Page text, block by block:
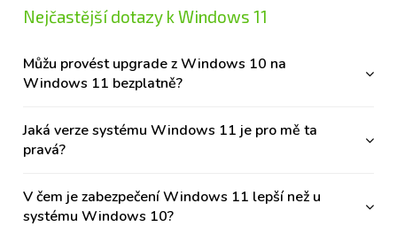
Nejčastější dotazy k Windows 11
Můžu provést upgrade z Windows 10 na
Windows 11 bezplatně?
Jaká verze systému Windows 11 je pro mě ta
pravá?
V čem je zabezpečení Windows 11 lepší než u
systému Windows 10?